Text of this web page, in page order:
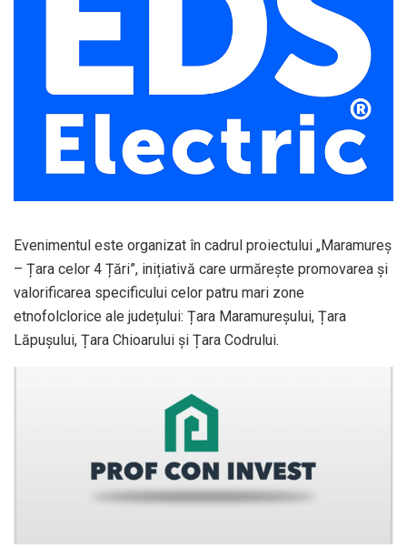
Evenimentul este organizat în cadrul proiectului „Maramureș
– Țara celor 4 Țări”, inițiativă care urmărește promovarea și
valorificarea specificului celor patru mari zone
etnofolclorice ale județului: Țara Maramureșului, Țara
Lăpușului, Țara Chioarului și Țara Codrului.